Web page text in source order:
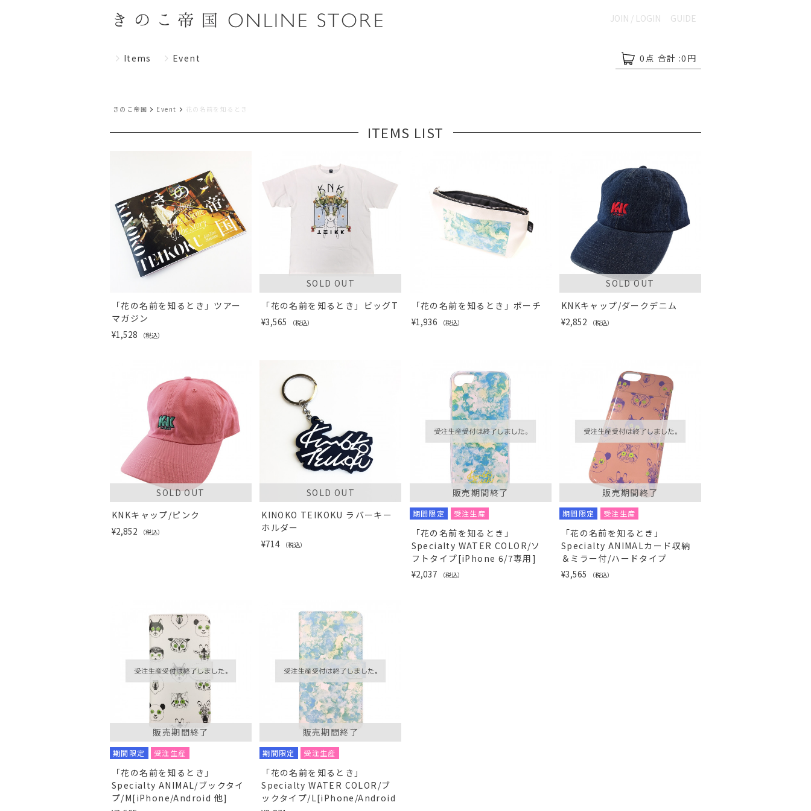
JOIN / LOGIN GUIDE
Items Event 0 点 合計 :0 円
きのこ帝国 Event 花の名前を知るとき
ITEMS LIST
「花の名前を知るとき」ツアー
マガジン
¥1,528
（税込）
SOLD OUT
「花の名前を知るとき」ビッグT
¥3,565
（税込）
「花の名前を知るとき」ポーチ
¥1,936
（税込）
SOLD OUT
KNKキャップ/ダークデニム
¥2,852
（税込）
SOLD OUT
KNKキャップ/ピンク
¥2,852
（税込）
SOLD OUT
KINOKO TEIKOKU ラバーキー
ホルダー
¥714
（税込）
販売期間終了
期間限定 受注生産
「花の名前を知るとき」
Specialty WATER COLOR/ソ
フトタイプ[iPhone 6/7専用]
¥2,037
（税込）
販売期間終了
期間限定 受注生産
「花の名前を知るとき」
Specialty ANIMALカード収納
＆ミラー付/ハードタイプ
[iPhon...
¥3,565 （税込）
販売期間終了
期間限定 受注生産
「花の名前を知るとき」
Specialty ANIMAL/ブックタイ
プ/M[iPhone/Android 他]
販売期間終了
期間限定 受注生産
「花の名前を知るとき」
Specialty WATER COLOR/ブ
ックタイプ/L[iPhone/Android